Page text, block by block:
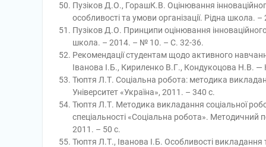
Пузіков Д.О., ГорашК.В. Оцінювання
особливості та умови організації. Рідна школа.
Пузіков Д.О. Принципи оцінювання
школа. – 2014. – № 10. – С. 32-36.
Рекомендації студентам щодо активного
Іванова І.Б., Кириленко В.Г., Кондукоцова Н.В. —
Тюптя Л.Т. Соціальна робота: методика
Університет «Україна», 2011. – 340 с.
Тюптя Л.Т. Методика викладання соціальної
спеціальності «Соціальна робота». Методичний
2011. – 50 с.
Тюптя Л.Т., Іванова І.Б. Особливості викладання